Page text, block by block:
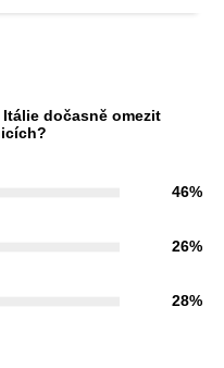
dočasně omezit
46%
26%
28%